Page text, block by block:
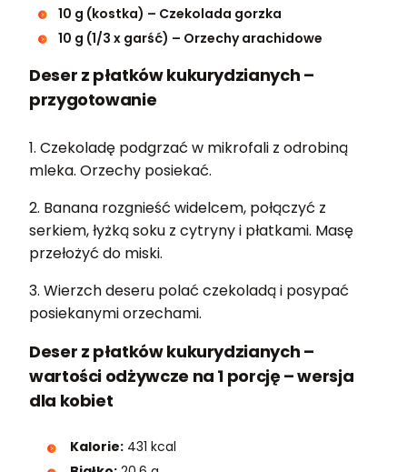
10 g (kostka) – Czekolada gorzka
10 g (1/3 x garść) – Orzechy arachidowe
Deser z płatków kukurydzianych –
przygotowanie
1. Czekoladę podgrzać w mikrofali z odrobiną
mleka. Orzechy posiekać.
2. Banana rozgnieść widelcem, połączyć z
serkiem, łyżką soku z cytryny i płatkami. Masę
przełożyć do miski.
3. Wierzch deseru polać czekoladą i posypać
posiekanymi orzechami.
Deser z płatków kukurydzianych –
wartości odżywcze na 1 porcję – wersja
dla kobiet
Kalorie: 431 kcal